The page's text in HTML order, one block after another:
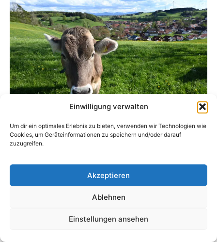
Einwilligung verwalten
Um dir ein optimales Erlebnis zu bieten, verwenden wir Technologien wie
Cookies, um Geräteinformationen zu speichern und/oder darauf
zuzugreifen.
Akzeptieren
Ablehnen
Einstellungen ansehen
Amendingen
www.atg-schwaben.de